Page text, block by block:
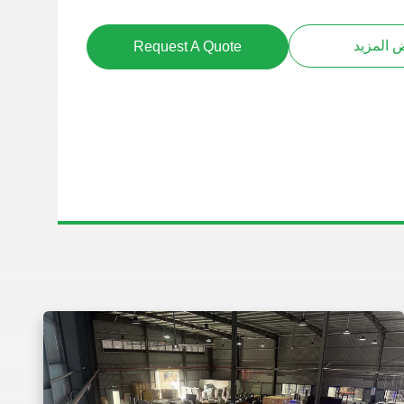
المزيد Request A Quote